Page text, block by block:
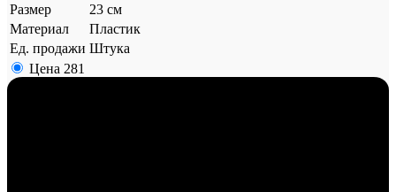
Размер
23 см
Материал
Пластик
Ед. продажи Штука
Цена 281